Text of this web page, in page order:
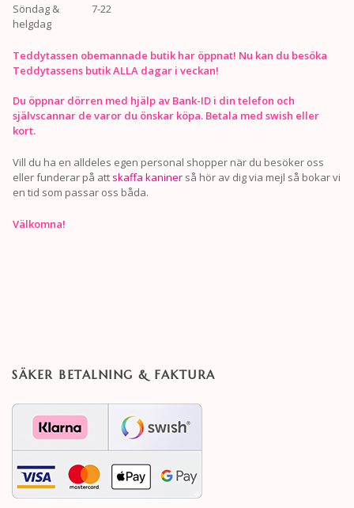
Söndag &
helgdag
7-22
Teddytassen obemannade butik har öppnat! Nu kan du besöka
Teddytassens butik ALLA dagar i veckan!
Du öppnar dörren med hjälp av Bank-ID i din telefon och
självscannar de varor du önskar köpa. Betala med swish eller
kort.
Vill du ha en alldeles egen personal shopper när du besöker oss
eller funderar på att skaffa kaniner så hör av dig via mejl så bokar vi
en tid som passar oss båda.
Välkomna!
SÄKER BETALNING & FAKTURA